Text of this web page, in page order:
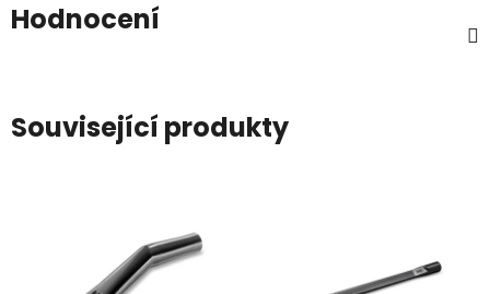
Hodnocení
Související produkty